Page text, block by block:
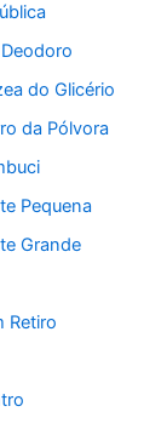
do Glicério
da Pólvora
Pequena
Grande
Retiro